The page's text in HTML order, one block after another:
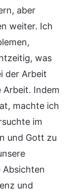
aber
weiter. Ich
was
der Arbeit
Indem
machte ich
im
und Gott zu
Absichten
und